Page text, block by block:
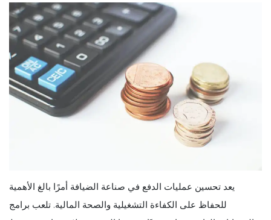
يعد تحسين عمليات الدفع في صناعة الضيافة أمرًا بالغ الأهمية
للحفاظ على الكفاءة التشغيلية والصحة المالية. تلعب برامج